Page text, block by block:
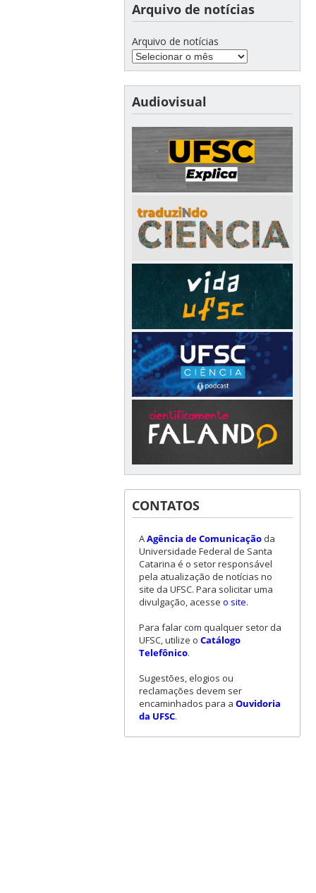
Arquivo de notícias
Arquivo de notícias
Audiovisual
CONTATOS
AAgência de Comunicaçãoda
Universidade Federal de Santa
Catarina é o setor responsável
pela atualização de notícias no
site da UFSC. Para solicitar uma
divulgação, acesse o site.
Para falar com qualquer setor da
UFSC, utilize o Catálogo
Telefônico.
Sugestões, elogios ou
reclamações devem ser
encaminhados para a Ouvidoria
da UFSC.